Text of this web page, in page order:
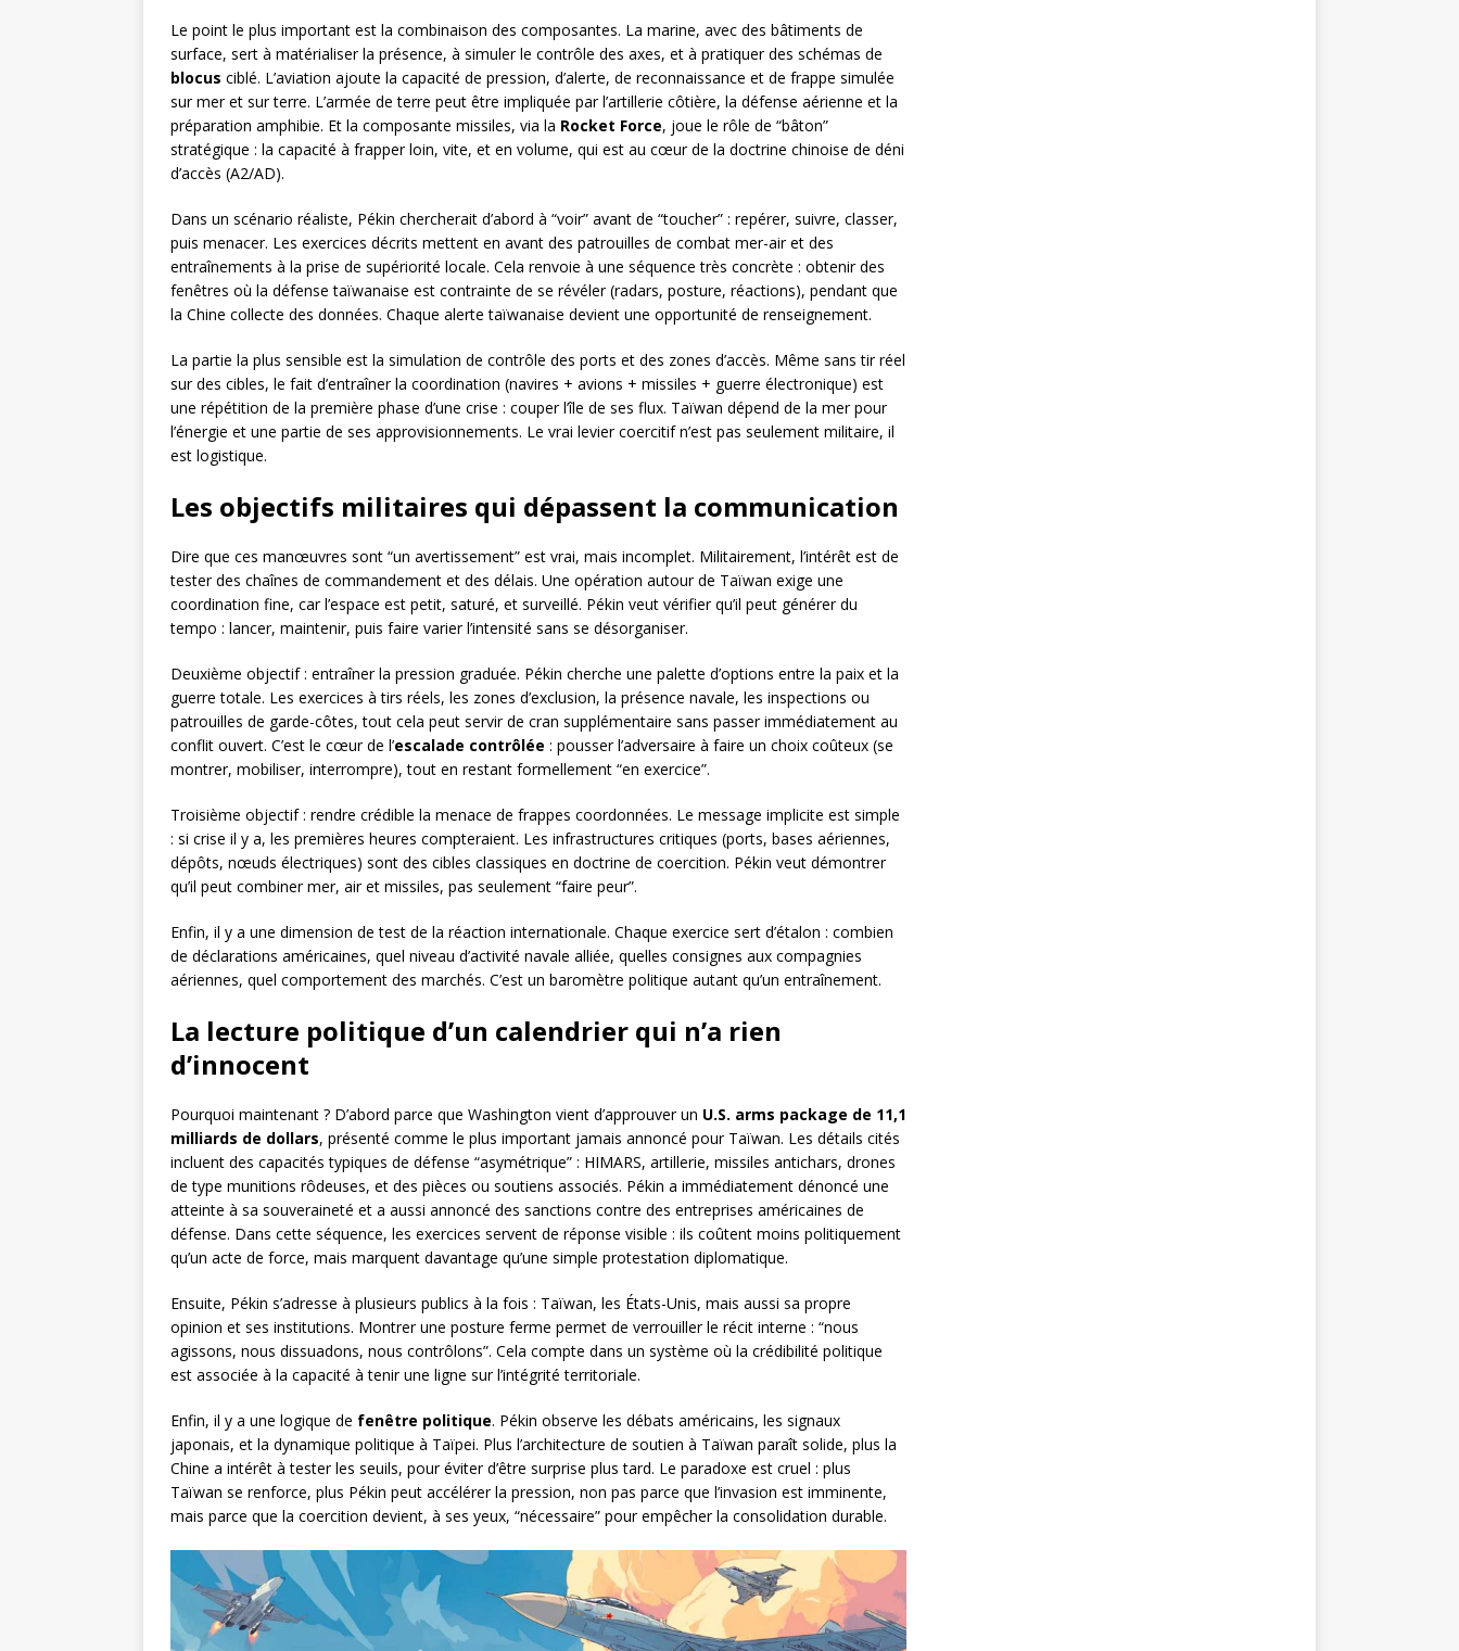
Le point le plus important est la combinaison des composantes. La marine, avec des bâtiments de
surface, sert à matérialiser la présence, à simuler le contrôle des axes, et à pratiquer des schémas de
blocus ciblé. L’aviation ajoute la capacité de pression, d’alerte, de reconnaissance et de frappe simulée
sur mer et sur terre. L’armée de terre peut être impliquée par l’artillerie côtière, la défense aérienne et la
préparation amphibie. Et la composante missiles, via la Rocket Force, joue le rôle de “bâton”
stratégique : la capacité à frapper loin, vite, et en volume, qui est au cœur de la doctrine chinoise de déni
d’accès (A2/AD).
Dans un scénario réaliste, Pékin chercherait d’abord à “voir” avant de “toucher” : repérer, suivre, classer,
puis menacer. Les exercices décrits mettent en avant des patrouilles de combat mer-air et des
entraînements à la prise de supériorité locale. Cela renvoie à une séquence très concrète : obtenir des
fenêtres où la défense taïwanaise est contrainte de se révéler (radars, posture, réactions), pendant que
la Chine collecte des données. Chaque alerte taïwanaise devient une opportunité de renseignement.
La partie la plus sensible est la simulation de contrôle des ports et des zones d’accès. Même sans tir réel
sur des cibles, le fait d’entraîner la coordination (navires + avions + missiles + guerre électronique) est
une répétition de la première phase d’une crise : couper l’île de ses flux. Taïwan dépend de la mer pour
l’énergie et une partie de ses approvisionnements. Le vrai levier coercitif n’est pas seulement militaire, il
est logistique.
Les objectifs militaires qui dépassent la communication
Dire que ces manœuvres sont “un avertissement” est vrai, mais incomplet. Militairement, l’intérêt est de
tester des chaînes de commandement et des délais. Une opération autour de Taïwan exige une
coordination fine, car l’espace est petit, saturé, et surveillé. Pékin veut vérifier qu’il peut générer du
tempo : lancer, maintenir, puis faire varier l’intensité sans se désorganiser.
Deuxième objectif : entraîner la pression graduée. Pékin cherche une palette d’options entre la paix et la
guerre totale. Les exercices à tirs réels, les zones d’exclusion, la présence navale, les inspections ou
patrouilles de garde-côtes, tout cela peut servir de cran supplémentaire sans passer immédiatement au
conflit ouvert. C’est le cœur de l’escalade contrôlée : pousser l’adversaire à faire un choix coûteux (se
montrer, mobiliser, interrompre), tout en restant formellement “en exercice”.
Troisième objectif : rendre crédible la menace de frappes coordonnées. Le message implicite est simple
: si crise il y a, les premières heures compteraient. Les infrastructures critiques (ports, bases aériennes,
dépôts, nœuds électriques) sont des cibles classiques en doctrine de coercition. Pékin veut démontrer
qu’il peut combiner mer, air et missiles, pas seulement “faire peur”.
Enfin, il y a une dimension de test de la réaction internationale. Chaque exercice sert d’étalon : combien
de déclarations américaines, quel niveau d’activité navale alliée, quelles consignes aux compagnies
aériennes, quel comportement des marchés. C’est un baromètre politique autant qu’un entraînement.
La lecture politique d’un calendrier qui n’a rien
d’innocent
Pourquoi maintenant ? D’abord parce que Washington vient d’approuver un U.S. arms package de 11,1
milliards de dollars, présenté comme le plus important jamais annoncé pour Taïwan. Les détails cités
incluent des capacités typiques de défense “asymétrique” : HIMARS, artillerie, missiles antichars, drones
de type munitions rôdeuses, et des pièces ou soutiens associés. Pékin a immédiatement dénoncé une
atteinte à sa souveraineté et a aussi annoncé des sanctions contre des entreprises américaines de
défense. Dans cette séquence, les exercices servent de réponse visible : ils coûtent moins politiquement
qu’un acte de force, mais marquent davantage qu’une simple protestation diplomatique.
Ensuite, Pékin s’adresse à plusieurs publics à la fois : Taïwan, les États-Unis, mais aussi sa propre
opinion et ses institutions. Montrer une posture ferme permet de verrouiller le récit interne : “nous
agissons, nous dissuadons, nous contrôlons”. Cela compte dans un système où la crédibilité politique
est associée à la capacité à tenir une ligne sur l’intégrité territoriale.
Enfin, il y a une logique de fenêtre politique. Pékin observe les débats américains, les signaux
japonais, et la dynamique politique à Taïpei. Plus l’architecture de soutien à Taïwan paraît solide, plus la
Chine a intérêt à tester les seuils, pour éviter d’être surprise plus tard. Le paradoxe est cruel : plus
Taïwan se renforce, plus Pékin peut accélérer la pression, non pas parce que l’invasion est imminente,
mais parce que la coercition devient, à ses yeux, “nécessaire” pour empêcher la consolidation durable.